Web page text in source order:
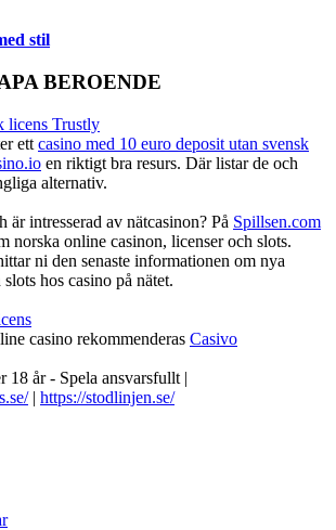
stil
BEROENDE
ett casino med 10 euro deposit utan svensk
en riktigt bra resurs. Där listar de och
alternativ.
intresserad av nätcasinon? På Spillsen.com
norska online casinon, licenser och slots.
ni den senaste informationen om nya
hos casino på nätet.
casino rekommenderas Casivo
18 år - Spela ansvarsfullt |
| https://stodlinjen.se/